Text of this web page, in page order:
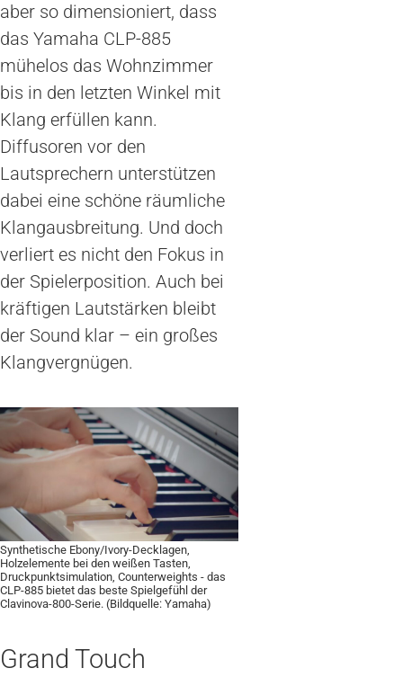
aber so dimensioniert, dass
das Yamaha CLP-885
mühelos das Wohnzimmer
bis in den letzten Winkel mit
Klang erfüllen kann.
Diffusoren vor den
Lautsprechern unterstützen
dabei eine schöne räumliche
Klangausbreitung. Und doch
verliert es nicht den Fokus in
der Spielerposition. Auch bei
kräftigen Lautstärken bleibt
der Sound klar – ein großes
Klangvergnügen.
Synthetische Ebony/Ivory-Decklagen,
Holzelemente bei den weißen Tasten,
Druckpunktsimulation, Counterweights - das
CLP-885 bietet das beste Spielgefühl der
Clavinova-800-Serie. (Bildquelle: Yamaha)
Grand Touch